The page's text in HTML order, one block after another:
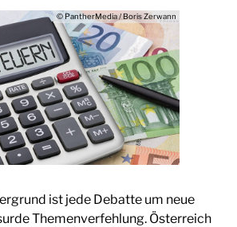
© PantherMedia / Boris Zerwann
ist jede Debatte um neue
Themenverfehlung. Österreich